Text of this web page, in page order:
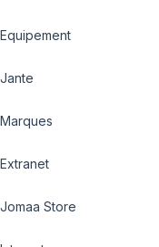
Equipement
Jante
Marques
Extranet
Jomaa Store